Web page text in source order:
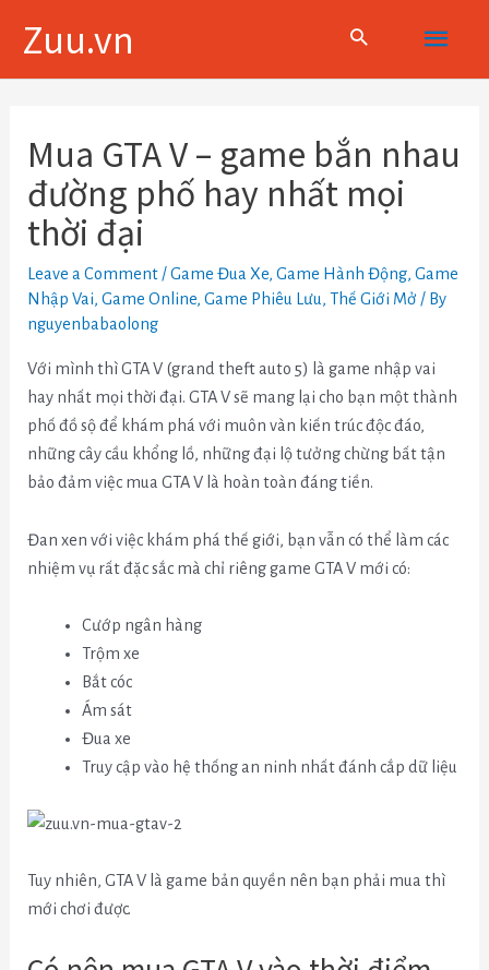
Zuu.vn
Main
Menu
Mua GTA V – game bắn nhau
đường phố hay nhất mọi
thời đại
Leave a Comment /Game Đua Xe,Game Hành Động,Game
Nhập Vai,Game Online,Game Phiêu Lưu,Thế Giới Mở / By
nguyenbabaolong
Với mình thì GTA V (grand theft auto 5) là game nhập vai
hay nhất mọi thời đại. GTA V sẽ mang lại cho bạn một thành
phố đồ sộ để khám phá với muôn vàn kiến trúc độc đáo,
những cây cầu khổng lồ, những đại lộ tưởng chừng bất tận
bảo đảm việc mua GTA V là hoàn toàn đáng tiền.
Đan xen với việc khám phá thế giới, bạn vẫn có thể làm các
nhiệm vụ rất đặc sắc mà chỉ riêng game GTA V mới có:
Cướp ngân hàng
Trộm xe
Bắt cóc
Ám sát
Đua xe
Truy cập vào hệ thống an ninh nhất đánh cắp dữ liệu
Tuy nhiên, GTA V là game bản quyền nên bạn phải mua thì
mới chơi được.
bài
viết